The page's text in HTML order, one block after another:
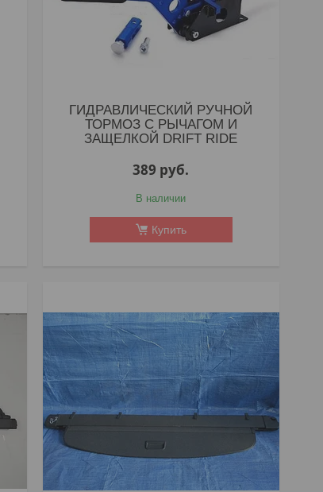
ГИДРАВЛИЧЕСКИЙ РУЧНОЙ
ТОРМОЗ С РЫЧАГОМ И
ЗАЩЕЛКОЙ DRIFT RIDE
389 руб.
В наличии
Купить